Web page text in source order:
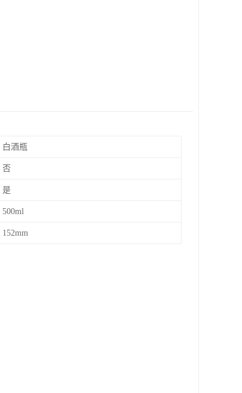
白酒瓶
否
是
500ml
152mm